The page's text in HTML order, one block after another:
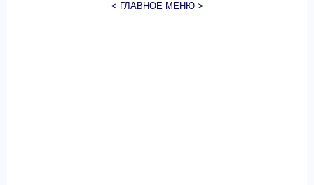
< ГЛАВНОЕ МЕНЮ >